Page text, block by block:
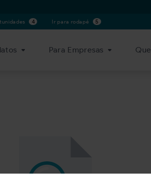
4 Ir para rodapé 5
Para Empresas